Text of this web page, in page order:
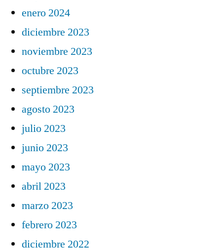
enero 2024
diciembre 2023
noviembre 2023
octubre 2023
septiembre 2023
agosto 2023
julio 2023
junio 2023
mayo 2023
abril 2023
marzo 2023
febrero 2023
diciembre 2022